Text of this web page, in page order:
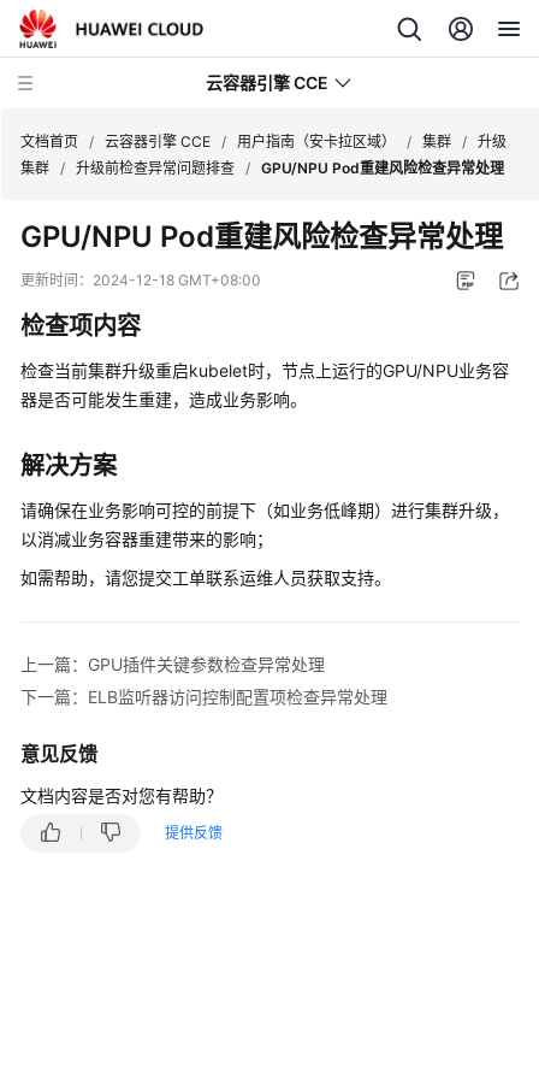
云容器引擎 CCE
最
动
态
服
公
产
品
计
费
明
Kubernetes
基
文档首页 / 云容器引擎 CCE / 用户指南（安卡拉区域） / 集群 / 升级
集群 / 升级前检查异常问题排查 / GPU/NPU Pod重建风险检查异常处理
GPU/NPU Pod重建风险检查异常处理
更新时间： 2024-12-18 GMT+08:00
检查项内容
检查当前集群升级重启kubelet时，节点上运行的GPU/NPU业务容
器是否可能发生重建，造成业务影响。
解决方案
请确保在业务影响可控的前提下（如业务低峰期）进行集群升级，
以消减业务容器重建带来的影响；
如需帮助，请您提交工单联系运维人员获取支持。
上一篇：GPU插件关键参数检查异常处理
下一篇：ELB监听器访问控制配置项检查异常处理
意见反馈
文档内容是否对您有帮助？
提供反馈